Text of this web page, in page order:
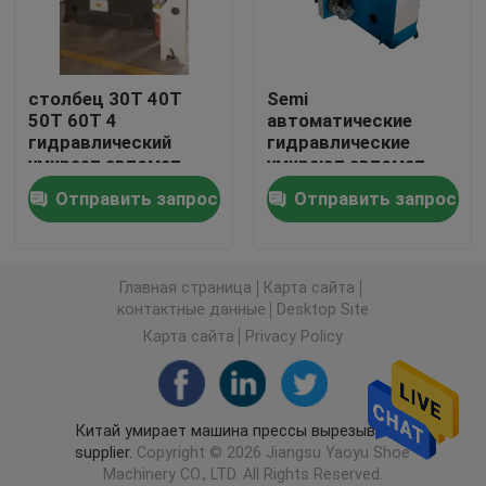
Автомат для резки гидравлический
Машина крена разрезая
Машина резца прокладки ткани
Автоматическая распространяя машина
Ультразвуковая выбивая машина
Автомат для резки компьютера
столбец 30T 40T
50T 60T 4
гидравлический
умирает автомат
для резки для Insole
ботинок
Отправить запрос
Semi
автоматические
гидравлические
умирают автомат
для резки для
делать ботинка
Отправить запрос
Главная страница
Карта сайта
контактные данные
Desktop Site
Карта сайта
Privacy Policy
Китай умирает машина прессы вырезывания
supplier. Copyright © 2026 Jiangsu Yaoyu Shoe
Machinery CO., LTD. All Rights Reserved.